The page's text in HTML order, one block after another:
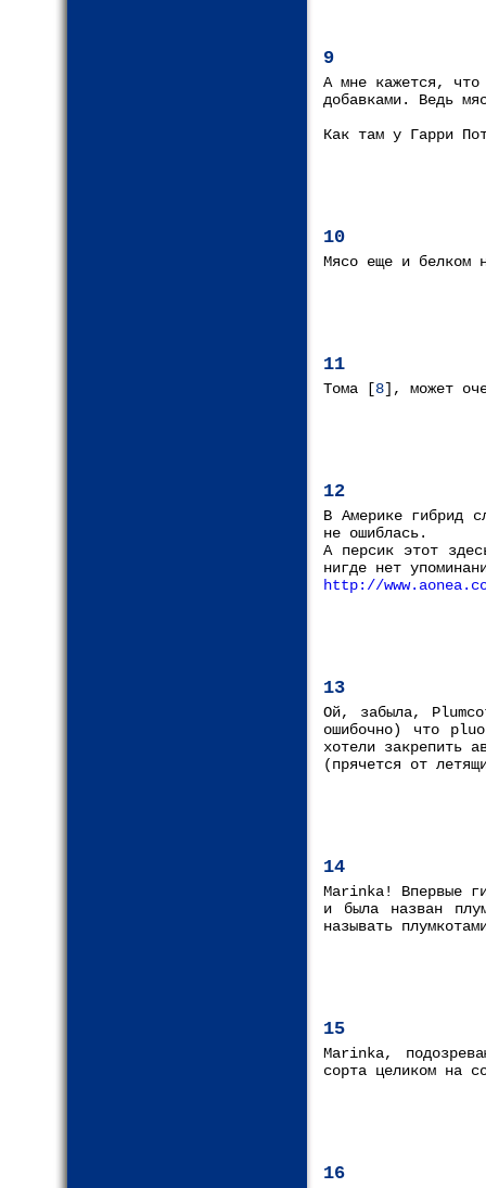
9
А мне кажется, что
добавками. Ведь
Как там у Гарри
10
Мясо еще и белком
11
Тома [8], может
12
В Америке гибрид
не ошиблась.
А персик этот
нигде нет
http://
13
Ой, забыла,
ошибочно) что
хотели закрепить
(прячется от
14
Marinka! Впервые
и была назван
называть
15
Marinka,
сорта целиком на
16